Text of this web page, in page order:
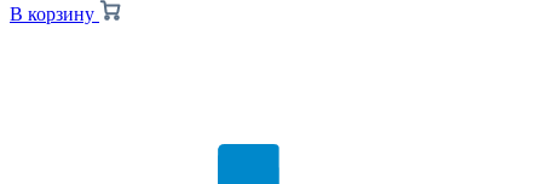
В корзину